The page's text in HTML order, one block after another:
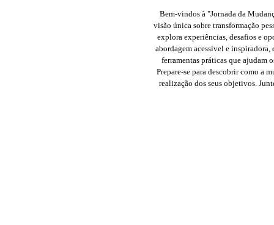
Bem-vindos à "Jornada da
visão única sobre transformação
explora experiências, desafios e
abordagem acessível e
ferramentas práticas que ajudam
Prepare-se para descobrir como a
realização dos seus objetivos.